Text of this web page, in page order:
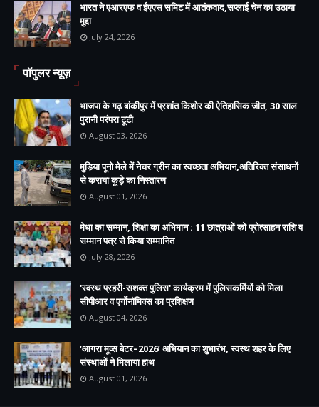
भारत ने एआरएफ व ईएएस समिट में आतंकवाद,सप्लाई चेन का उठाया
मुद्दा
July 24, 2026
पॉपुलर न्यूज़
भाजपा के गढ़ बांकीपुर में प्रशांत किशोर की ऐतिहासिक जीत, 30 साल
पुरानी परंपरा टूटी
August 03, 2026
मुड़िया पूनो मेले में नेचर ग्रीन का स्वच्छता अभियान,अतिरिक्त संसाधनों
से कराया कूड़े का निस्तारण
August 01, 2026
मेधा का सम्मान, शिक्षा का अभिमान : 11 छात्राओं को प्रोत्साहन राशि व
सम्मान पत्र से किया सम्मानित
July 28, 2026
'स्वस्थ प्रहरी-सशक्त पुलिस' कार्यक्रम में पुलिसकर्मियों को मिला
सीपीआर व एर्गोनॉमिक्स का प्रशिक्षण
August 04, 2026
‘आगरा मूव्स बेटर–2026’ अभियान का शुभारंभ, स्वस्थ शहर के लिए
संस्थाओं ने मिलाया हाथ
August 01, 2026